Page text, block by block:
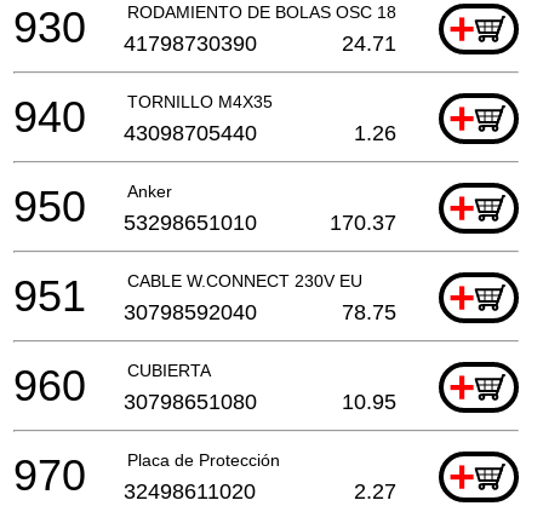
RODAMIENTO DE BOLAS OSC 18 +
930 41798730390 24.71
TORNILLO M4X35 +
940 43098705440 1.26
Anker +
950 53298651010 170.37
CABLE W.CONNECT 230V EU +
951 30798592040 78.75
CUBIERTA +
960 30798651080 10.95
Placa de Protección +
970 32498611020 2.27